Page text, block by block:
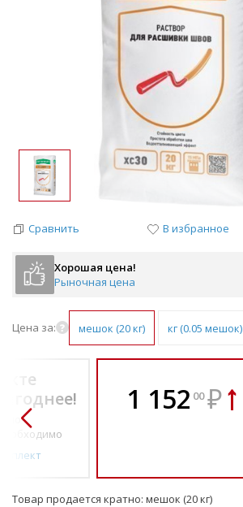
Сравнить В избранное
Хорошая цена!
Рыночная цена
Цена за: мешок (20 кг) кг (0.05 мешок)
по-
1 152 00 ₽
Товар продается кратно: мешок (20 кг)